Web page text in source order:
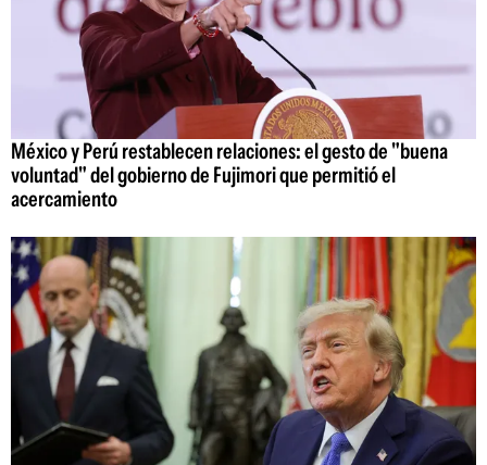
México y Perú restablecen relaciones: el gesto de "buena
voluntad" del gobierno de Fujimori que permitió el
acercamiento